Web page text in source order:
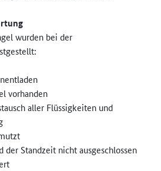
wurden bei der
vorhanden
aller Flüssigkeiten und
Standzeit nicht ausgeschlossen